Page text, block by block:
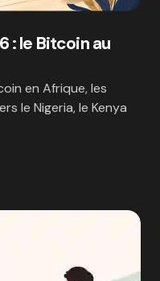
: le Bitcoin au
en Afrique, les
le Nigeria, le Kenya